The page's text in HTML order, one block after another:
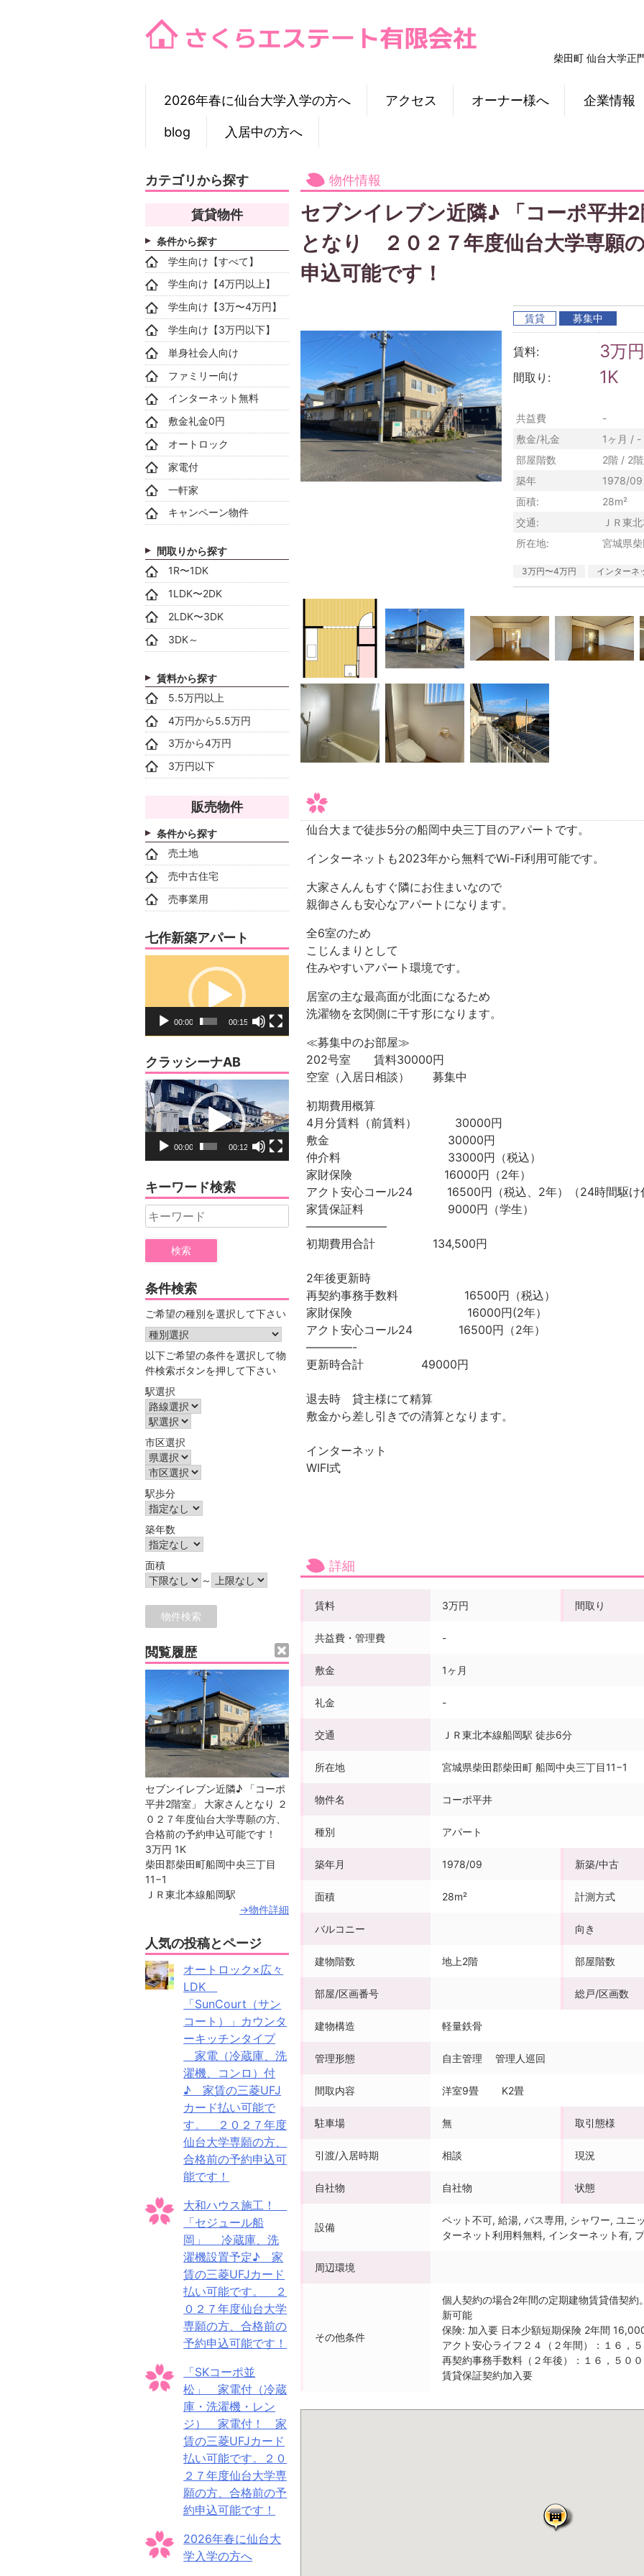
柴田町 仙台大学正
2026年春に仙台大学入学の方へ アクセス オーナー様へ 企業情報
blog 入居中の方へ
物件情報
セブンイレブン近隣♪ 「コーポ平
となり ２０２７年度仙台大学専願
申込可能です！
賃貸 募集中
賃料: 3万円
間取り: 1K
共益費
-
敷金/礼金
1ヶ月 / -
部屋階数
2階 / 2
築年
1978/09
面積:
28m²
交通:
ＪＲ東
所在地:
宮城県
3万円〜4万円 インターネ
仙台大まで徒歩5分の船岡中央三丁目のアパートです。
インターネットも2023年から無料でWi-Fi利用可能です。
大家さんんもすぐ隣にお住まいなので
親御さんも安心なアパートになります。
全6室のため
こじんまりとして
住みやすいアパート環境です。
居室の主な最高面が北面になるため
洗濯物を玄関側に干す形になります。
≪募集中のお部屋≫
202号室 賃料30000円
空室（入居日相談） 募集中
初期費用概算
4月分賃料（前賃料） 30000円
敷金 30000円
仲介料 33000円（税込）
家財保険 16000円（2年）
アクト安心コール24 16500円（税込、2年）（24時間駆け付
家賃保証料 9000円（学生）
———————
初期費用合計 134,500円
2年後更新時
再契約事務手数料 16500円（税込）
家財保険 16000円(2年）
アクト安心コール24 16500円（2年）
————-
更新時合計 49000円
退去時 貸主様にて精算
敷金から差し引きでの清算となります。
インターネット
WIFI式
詳細
賃料 3万円 間取り
共益費・管理費 -
敷金 1ヶ月
礼金 -
交通 ＪＲ東北本線船岡駅 徒歩6分
所在地 宮城県柴田郡柴田町 船岡中央三丁目11−1
物件名 コーポ平井
種別 アパート
築年月 1978/09 新築/中古
面積 28m² 計測方式
バルコニー 向き
建物階数 地上2階 部屋階数
部屋/区画番号 総戸/区画数
建物構造 軽量鉄骨
管理形態 自主管理 管理人巡回
間取内容 洋室9畳 K2畳
駐車場 無 取引態様
引渡/入居時期 相談 現況
自社物 自社物 状態
設備
ペット不可, 給湯, バス専用, シャワー, ユニ
ターネット利用料無料, インターネット有,
周辺環境
その他条件
個人契約の場合2年間の定期建物賃貸借契
新可能
保険: 加入要 日本少額短期保険 2年間
アクト安心ライフ２４（２年間）：１６，５
再契約事務手数料（２年後）：１６，５００
賃貸保証契約加入要
カテゴリから探す
賃貸物件
条件から探す
学生向け【すべて】
学生向け【4万円以上】
学生向け【3万〜4万円】
学生向け【3万円以下】
単身社会人向け
ファミリー向け
インターネット無料
敷金礼金0円
オートロック
家電付
一軒家
キャンペーン物件
間取りから探す
1R〜1DK
1LDK〜2DK
2LDK〜3DK
3DK～
賃料から探す
5.5万円以上
4万円から5.5万円
3万から4万円
3万円以下
販売物件
条件から探す
売土地
売中古住宅
売事業用
七作新築アパート
ー
00:00 00:15
クラッシーナAB
動
画
プ
ー
00:00 00:12
キーワード検索
Search
for:
条件検索
ご希望の種別を選択して下さい
以下ご希望の条件を選択して物
件検索ボタンを押して下さい
駅選択
市区選択
駅歩分
築年数
面積
～
閲覧履歴
セブンイレブン近隣♪ 「コーポ
平井2階室」 大家さんとなり ２
０２７年度仙台大学専願の方、
合格前の予約申込可能です！
3万円 1K
柴田郡柴田町船岡中央三丁目
11−1
ＪＲ東北本線船岡駅
→物件詳細
人気の投稿とページ
オートロック×広々
LDK
「SunCourt（サン
コート）」カウンタ
ーキッチンタイプ
家電（冷蔵庫、洗
濯機、コンロ）付
♪ 家賃の三菱UFJ
カード払い可能で
す。 ２０２７年度
仙台大学専願の方、
合格前の予約申込可
能です！
大和ハウス施工！
「セジュール船
岡」 冷蔵庫、洗
濯機設置予定♪ 家
賃の三菱UFJカード
払い可能です。 ２
０２７年度仙台大学
専願の方、合格前の
予約申込可能です！
「SKコーポ並
松」 家電付（冷蔵
庫・洗濯機・レン
ジ） 家電付！ 家
賃の三菱UFJカード
払い可能です。２０
２７年度仙台大学専
願の方、合格前の予
約申込可能です！
2026年春に仙台大
学入学の方へ